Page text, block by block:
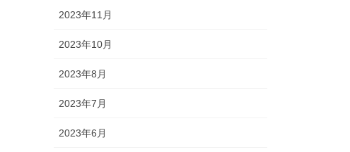
2023年11月
2023年10月
2023年8月
2023年7月
2023年6月